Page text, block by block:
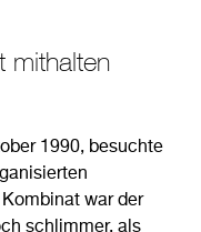
mithalten
1990, besuchte
war der
schlimmer, als